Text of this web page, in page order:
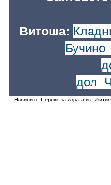
Витоша:
Бучино
дол
Новини от Перник за хората и